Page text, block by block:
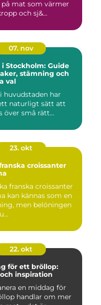
på mat som värmer
och sj&...
07. nov
i Stockholm: Guide
stämning och
val
huvudstaden har
naturligt sätt att
över små rätt...
23. okt
croissanter
franska croissanter
kan kännas som en
men belöningen
22. okt
för ett bröllop:
inspiration
en middag för
handlar om mer